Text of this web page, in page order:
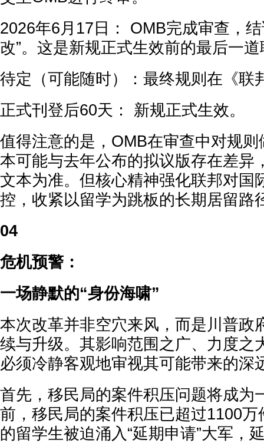
2026年6月17日： OMB完成审查，
改”。这是新规正式生效前的最后一
待定（可能随时）：最终规则在《联
正式刊登后60天： 新规正式生效。
值得注意的是，OMB在审查中对规
本可能与去年公布的拟议版存在差异
文本为准。但核心精神强化联邦对国
控，收紧以留学为跳板的长期居留路
04
危机预警：
一场静默的“身份海啸”
本次改革并非空穴来风，而是川普政
续与升级。其影响范围之广、力度之
必须冷静客观地审视其可能带来的深
首先，移民局的案件积压问题将成为
前，移民局的案件积压已超过1100
的留学生被迫涌入“延期申请”大军，